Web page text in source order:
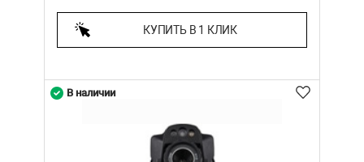
КУПИТЬ В 1 КЛИК
В наличии